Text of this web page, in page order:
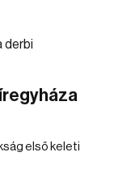
első keleti